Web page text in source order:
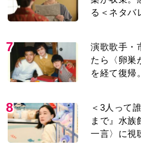
7
演歌歌手・
を経て復帰
今も支えに
8
＜3人って
一言〉に
「子ども
9
【もうム